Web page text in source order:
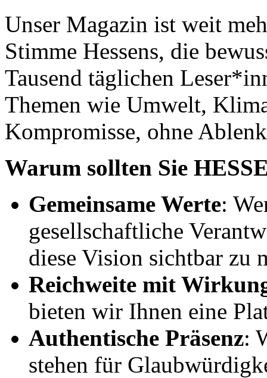
Unser Magazin ist weit
Stimme Hessens, die
Tausend täglichen
Themen wie Umwelt,
Kompromisse, ohne
Warum sollten Sie
Gemeinsame Werte:
gesellschaftliche
diese Vision sichtbar zu
Reichweite mit
bieten wir Ihnen eine
Authentische Präsenz:
stehen für